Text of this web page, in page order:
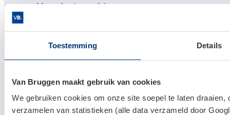
Toestemming Details
Van Bruggen maakt gebruik van cookies
We gebruiken cookies om onze site soepel te laten
verzamelen van statistieken (alle data verzameld door
Verzekeringsadvies
Huis kopen
Huis verkopen
Klantenservice en contact
Bezoek eenvestigingbij jou in de buurt, of neem